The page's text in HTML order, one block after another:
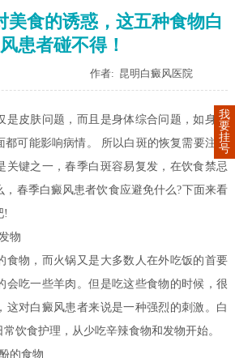
美食的诱惑，这五种食物白
患者碰不得！
作者: 昆明白癜风医院
皮肤问题，而且是身体综合问题，如身体
都可能影响病情。 所以白斑的恢复需要注意
关键之一，春季白斑容易复发，在饮食禁忌
春季白癜风患者饮食应避免什么?下面来看
!
物
物，而火锅又是大多数人在外吃饭的首要
会吃一些羊肉。但是吃这些食物的时候，很
这对白癜风患者来说是一种强烈的刺激。白
饮食护理，从少吃辛辣食物和发物开始。
的食物
我
要
挂
号